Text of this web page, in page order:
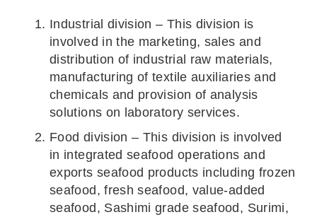
Industrial division – This division is
involved in the marketing, sales and
distribution of industrial raw materials,
manufacturing of textile auxiliaries and
chemicals and provision of analysis
solutions on laboratory services.
Food division – This division is involved
in integrated seafood operations and
exports seafood products including frozen
seafood, fresh seafood, value-added
seafood, Sashimi grade seafood, Surimi,